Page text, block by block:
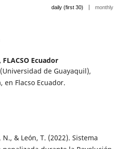
daily (first 30) | monthly
FLACSO Ecuador
de Guayaquil),
en Flacso Ecuador.
& León, T. (2022). Sistema